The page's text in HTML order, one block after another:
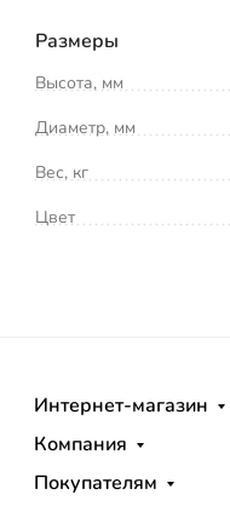
Размеры
Высота, мм
Диаметр, мм
Вес, кг
Цвет
Интернет-магазин
Компания
Покупателям